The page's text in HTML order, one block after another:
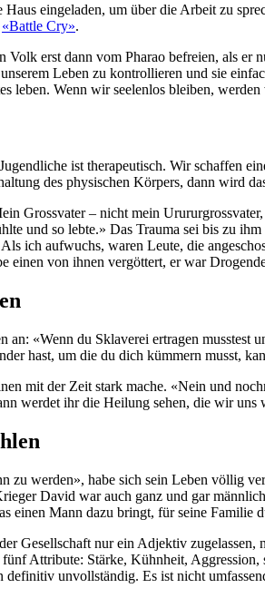
eingeladen, um über die Arbeit zu
«Battle Cry».
Volk erst dann vom Pharao befreien, als
Leben zu kontrollieren und sie
leben. Wenn wir seelenlos bleiben,
ist therapeutisch. Wir schaffen
des physischen Körpers, dann wird
Grossvater – nicht mein
und so lebte.» Das Trauma sei bis zu
ich aufwuchs, waren Leute, die
einen von ihnen vergöttert, er war
an: «Wenn du Sklaverei ertragen
hast, um die du dich kümmern musst,
mit der Zeit stark mache. «Nein und
werdet ihr die Heilung sehen, die wir
zu werden», habe sich sein Leben völlig
David war auch ganz und gar
einen Mann dazu bringt, für seine Familie
Gesellschaft nur ein Adjektiv
Attribute: Stärke, Kühnheit,
definitiv unvollständig. Es ist nicht